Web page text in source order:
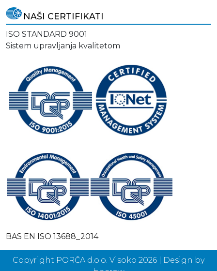
NAŠI CERTIFIKATI
ISO STANDARD 9001
Sistem upravljanja kvalitetom
BAS EN ISO 13688_2014
Copyright PORČA d.o.o. Visoko 2026 | Design by